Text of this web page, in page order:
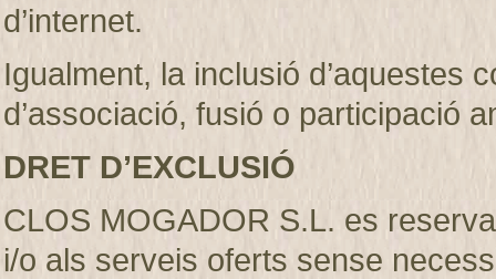
d’internet.
Igualment, la inclusió d’aquestes
d’associació, fusió o participació
DRET D’EXCLUSIÓ
CLOS MOGADOR S.L. es
i/o als serveis oferts sense